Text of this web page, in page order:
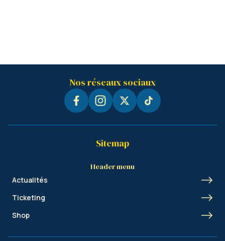
Nos réseaux sociaux
Sitemap
Header menu
Actualités
Ticketing
Shop